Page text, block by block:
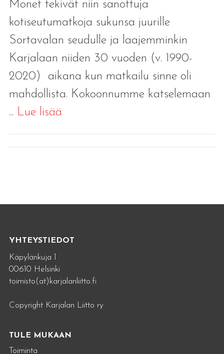
Monet tekivät niin sanottuja
kotiseutumatkoja sukunsa juurille
Sortavalan seudulle ja laajemminkin
Karjalaan niiden 30 vuoden (v. 1990-
2020) aikana kun matkailu sinne oli
mahdollista. Kokoonnumme katselemaan
... Lue lisää
YHTEYSTIEDOT
Käpylänkuja 1
00610 Helsinki
toimisto(at)karjalanliitto.fi
Copyright Karjalan Liitto ry
TULE MUKAAN
Toiminta